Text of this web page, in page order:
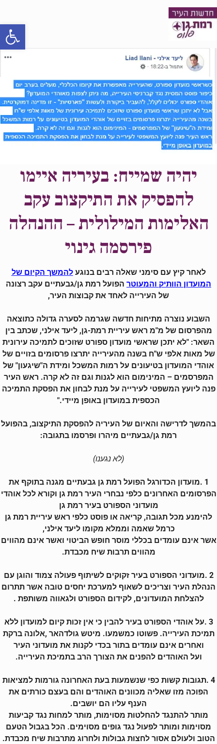
יהיה שמייח: בעיריה איימו
להפסיק את התיקצוב עקב
האלימות המילולית – ההנהלה
פירסמה גינוי
לאחר קיץ עם סימני שאלה רבים בנוגעלהמשך הקיום של
המועדון הוותיק והמעוטר הפועל רמת גן/גבעתיים עקב רצונה
של העירייה לאחד את קבוצות העיר,
השבוע נוצרה מתיחות חדשה שגרמה לסערה גדולה כתוצאה
מהפרסום של מ"מ ראש עיריית רמת-גן, ליעד אילני,שכתב בין
השאר: "לא יתכן שראשי מועדון ספורט שזוכים לתמיכה עירונית
של מאות אלפי ש"ח בשנה מהעירייה יתרצו פרסומים בזויים של
אוהדי המועדון בטיעונים על רמות המשכל ומידת ה"שיגעון" של
המפרסמים – המינימום הוא לגנות וגם זה לא קרה. ראש העיר
פנה ליועץ המשפטי לעירייה על מנת לבחון את הפסקת התמיכה
הכספית במועדון באופן מיידי."
בהמשך לדרישה והאיום של העיריה להפסקת התיקצוב, בהפועל
רמת גן/גבעתיים מיהרו ופרסמו בתגובה:
(לא נגענו)
1 .מועדון הכדורגל הפועל רמת גן גבעתיים מגנה בתוקף את
הפרסומים האחרונים כלפי נבחרי העיר רמת גן וקורא לכל אוהדי
מועדוני הספורט בעיר רמת גן
להימנע מכל תגובה, קריאה או פוסט כלפי ראש עיריית רמת גן
כרמל שאמה וממלא מקומו ליעד אילני,
אשר אינם עומדים בכללי מוסר חופש הביטוי ואשר אינם מהווים
מהווים תרבות שיח מכבדת.
2 .מועדוני הספורט בעיר זקוקים לשיתוף פעולה צמוד והוגן עם
הנהלת העיר וצריכים לשאוף למערכת יחסים טובה אשר תתרום
להצלחת המועדונים, לקידום הספורט ולגאווה משותפת .
3 .על אוהדי הספורט בעיר להבין כי אין זכות קיום למועדון ללא
תמיכת העירייה. פשוטו כמשמעו. מיטש גולדהאר ,אלונה ברקת
ואחרים אינם עומדים בתור בכדי לקנות את מועדוני העיר
ועל האוהדים להפנים את הצורך הרב בתמיכת העירייה.
4 .תגובות קשות כפי שנשמעות בעת האחרונה גורמות למציאות
הפוכה מזו שאליה מכוונים האוהדים והם בעצם כורתים את
הענף עליו הם יושבים.
מותר להתנגד להחלטות מסוימות, מותר למחות נגד קביעות
מסוימות ומותר לפעול נגד גופים מסוימים. הכל בגבול הטעם
הטוב ולעולם אסור לחצות גבולות ולחרוג מתרבות שיח מכבדת.
פתח